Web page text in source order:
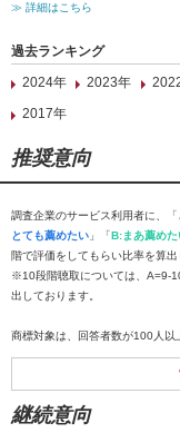
≫ 詳細はこちら
過去ランキング
2024年
2023年
2017年
推奨意向
調査企業のサービス利用者に、
とても薦めたい 」「B:まあ薦めた
階で評価をしてもらい比率を算出
※10段階聴取については、A=9-
出しております。
商標対象は、回答者数が100人以
継続意向